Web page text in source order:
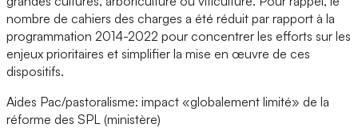
nombre de cahiers des charges a été réduit par rapport à la
programmation 2014-2022 pour concentrer les efforts sur les
enjeux prioritaires et simplifier la mise en œuvre de ces
dispositifs.
Aides Pac/pastoralisme: impact «globalement limité» de la
réforme des SPL (ministère)